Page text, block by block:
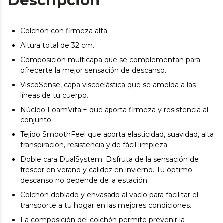
Colchón con firmeza alta.
Altura total de 32 cm.
Composición multicapa que se complementan para
ofrecerte la mejor sensación de descanso.
ViscoSense, capa viscoelástica que se amolda a las
líneas de tu cuerpo.
Núcleo FoamVital+ que aporta firmeza y resistencia al
conjunto.
Tejido SmoothFeel que aporta elasticidad, suavidad, alta
transpiración, resistencia y de fácil limpieza.
Doble cara DualSystem. Disfruta de la sensación de
frescor en verano y calidez en invierno. Tu óptimo
descanso no depende de la estación.
Colchón doblado y envasado al vacío para facilitar el
transporte a tu hogar en las mejores condiciones.
La composición del colchón permite prevenir la